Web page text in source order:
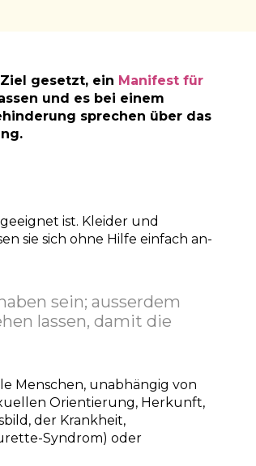
gesetzt, ein Manifest für
und es bei einem
sprechen über das
ist. Kleider und
sie sich ohne Hilfe einfach an-
sein; ausserdem
lassen, damit die
Menschen, unabhängig von
Orientierung, Herkunft,
der Krankheit,
Syndrom) oder